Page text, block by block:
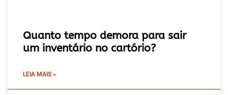
Quanto tempo demora para sair
um inventário no cartório?
LEIA MAIS »